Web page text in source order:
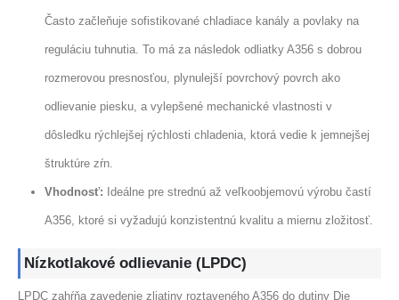
Často začleňuje sofistikované chladiace kanály a povlaky na
reguláciu tuhnutia. To má za následok odliatky A356 s dobrou
rozmerovou presnosťou, plynulejší povrchový povrch ako
odlievanie piesku, a vylepšené mechanické vlastnosti v
dôsledku rýchlejšej rýchlosti chladenia, ktorá vedie k jemnejšej
štruktúre zŕn.
Vhodnosť: Ideálne pre strednú až veľkoobjemovú výrobu častí
A356, ktoré si vyžadujú konzistentnú kvalitu a miernu zložitosť.
Nízkotlakové odlievanie (LPDC)
LPDC zahŕňa zavedenie zliatiny roztaveného A356 do dutiny Die